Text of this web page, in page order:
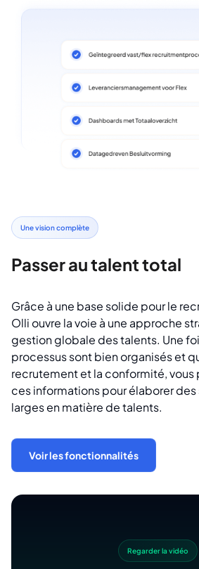
Une vision complète
Passer au talent total
Grâce à une base solide pour le
Olli ouvre la voie à une approche
gestion globale des talents. Une
processus sont bien organisés et
recrutement et la conformité, vous
ces informations pour élaborer
larges en matière de talents.
Voir les fonctionnalités
Regarder la vidéo